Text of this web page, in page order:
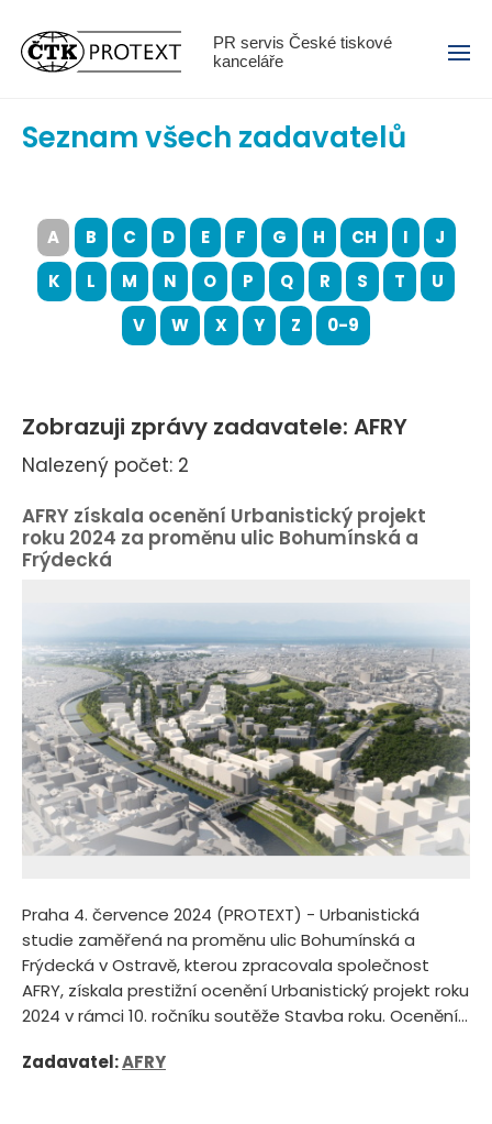
PR servis České tiskové
kanceláře
Menu
Seznam všech zadavatelů
A B C D E F G H CH I
J
K
L M N O P Q R S T
U
V
W X Y Z 0-9
Zobrazuji zprávy zadavatele: AFRY
Nalezený počet: 2
AFRY získala ocenění Urbanistický projekt
roku 2024 za proměnu ulic Bohumínská a
Frýdecká
Praha 4. července 2024 (PROTEXT) - Urbanistická
studie zaměřená na proměnu ulic Bohumínská a
Frýdecká v Ostravě, kterou zpracovala společnost
AFRY, získala prestižní ocenění Urbanistický projekt roku
2024 v rámci 10. ročníku soutěže Stavba roku. Ocenění...
Zadavatel:AFRY